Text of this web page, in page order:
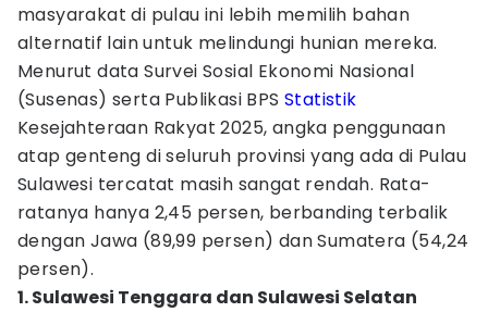
masyarakat di pulau ini lebih memilih bahan
alternatif lain untuk melindungi hunian mereka.
Menurut data Survei Sosial Ekonomi Nasional
(Susenas) serta Publikasi BPS Statistik
Kesejahteraan Rakyat 2025, angka penggunaan
atap genteng di seluruh provinsi yang ada di Pulau
Sulawesi tercatat masih sangat rendah. Rata-
ratanya hanya 2,45 persen, berbanding terbalik
dengan Jawa (89,99 persen) dan Sumatera (54,24
persen).
1. Sulawesi Tenggara dan Sulawesi Selatan